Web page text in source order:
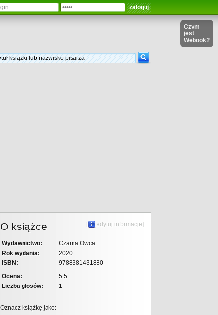
Czym
jest
Webook?
[ edytuj informacje]
O książce
Wydawnictwo:
Czarna Owca
Rok wydania:
2020
ISBN:
9788381431880
Ocena:
5.5
Liczba głosów:
1
Oznacz książkę jako: